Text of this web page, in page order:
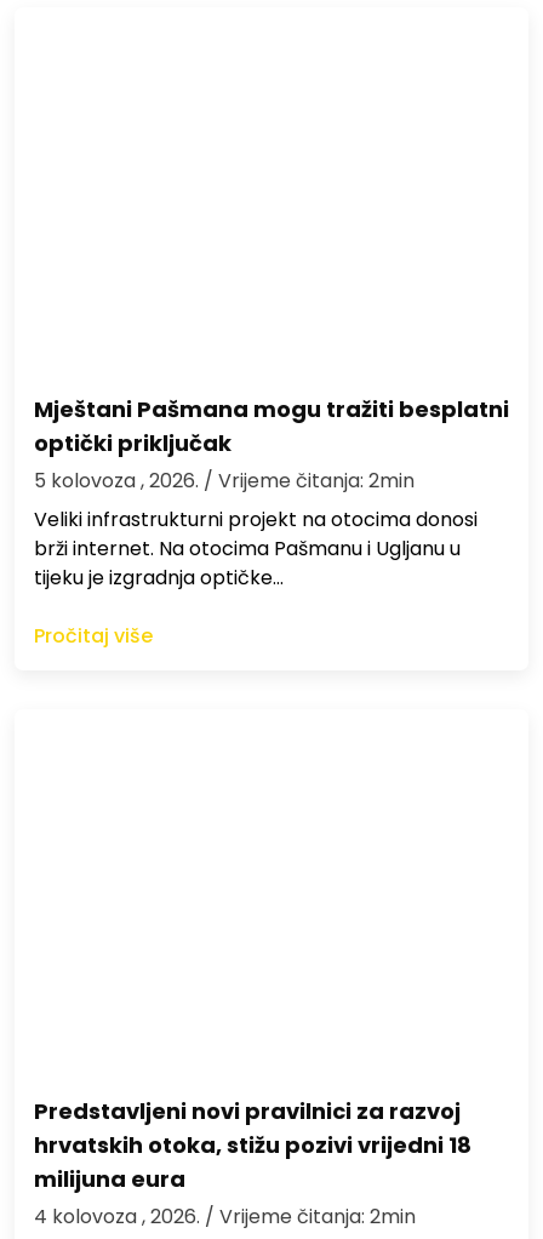
Mještani Pašmana mogu tražiti besplatni
optički priključak
5 kolovoza , 2026. / Vrijeme čitanja: 2min
Veliki infrastrukturni projekt na otocima donosi
brži internet. Na otocima Pašmanu i Ugljanu u
tijeku je izgradnja optičke…
Pročitaj više
Predstavljeni novi pravilnici za razvoj
hrvatskih otoka, stižu pozivi vrijedni 18
milijuna eura
4 kolovoza , 2026. / Vrijeme čitanja: 2min